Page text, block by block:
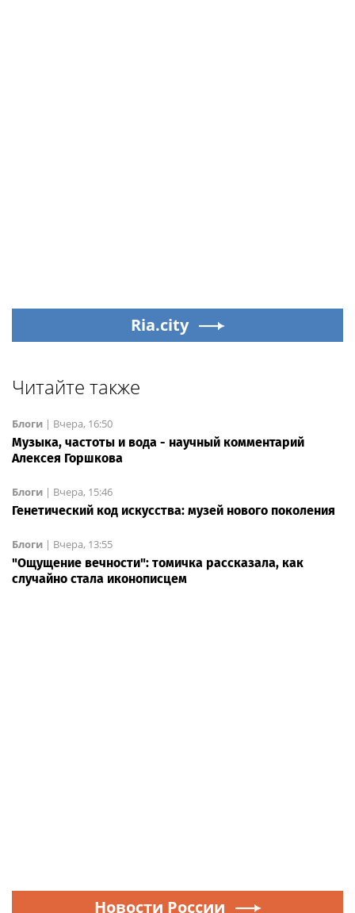
Ria.city
Читайте также
Блоги | Вчера, 16:50
Музыка, частоты и вода - научный комментарий
Алексея Горшкова
Блоги | Вчера, 15:46
Генетический код искусства: музей нового поколения
Блоги | Вчера, 13:55
"Ощущение вечности": томичка рассказала, как
случайно стала иконописцем
Новости России